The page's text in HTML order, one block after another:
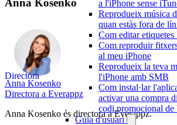
a l'iPhone sense
Reprodueix música
quan estàs fora de
Com editar
Com reproduir
al meu iPhone
Reprodueix la teva
l'iPhone amb SMB
Com instal·lar
activar una compra
codi promocional de
Guia d'usuari
Anna Kosenko
Directora a Everappz
Directora
Anna Kosenko és directora a Everappz.